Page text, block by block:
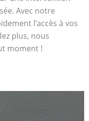
Avec notre
l’accès à vos
plus, nous
moment !